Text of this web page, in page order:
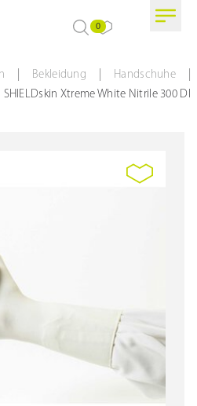
0
Bekleidung Handschuhe
SHIELDskin Xtreme White Nitrile 300 DI